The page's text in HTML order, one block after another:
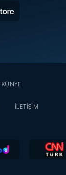
KÜNYE
İLETİŞİM